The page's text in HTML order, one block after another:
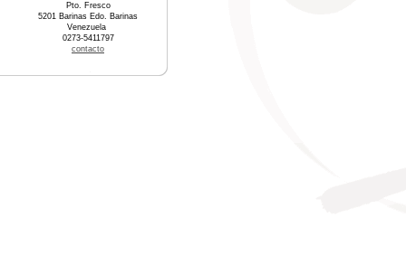
Pto. Fresco
5201 Barinas Edo. Barinas
Venezuela
0273-5411797
contacto